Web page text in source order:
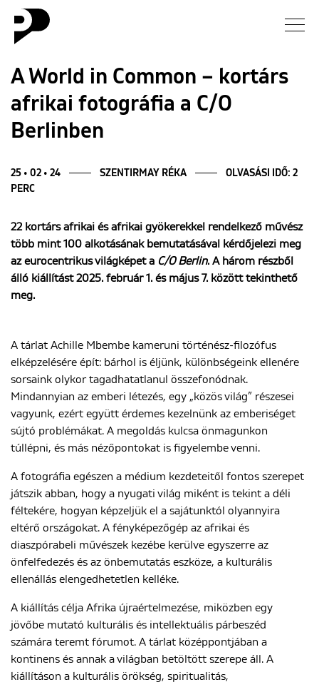
Galéria
Blog
Rólunk
ENGLISH
A World in Common – kortárs
afrikai fotográfia a C/O
Berlinben
25 • 02 • 24 SZENTIRMAY RÉKA
OLVASÁSI IDŐ: 2
PERC
22 kortárs afrikai és afrikai gyökerekkel rendelkező művész
több mint 100 alkotásának bemutatásával kérdőjelezi meg
az eurocentrikus világképet a C/O Berlin. A három részből
álló kiállítást 2025. február 1. és május 7. között tekinthető
meg.
A tárlat Achille Mbembe kameruni történész-filozófus
elképzelésére épít: bárhol is éljünk, különbségeink ellenére
sorsaink olykor tagadhatatlanul összefonódnak.
Mindannyian az emberi létezés, egy „közös világ” részesei
vagyunk, ezért együtt érdemes kezelnünk az emberiséget
sújtó problémákat. A megoldás kulcsa önmagunkon
túllépni, és más nézőpontokat is figyelembe venni.
A fotográfia egészen a médium kezdeteitől fontos szerepet
játszik abban, hogy a nyugati világ miként is tekint a déli
féltekére, hogyan képzeljük el a sajátunktól olyannyira
eltérő országokat. A fényképezőgép az afrikai és
diaszpórabeli művészek kezébe kerülve egyszerre az
önfelfedezés és az önbemutatás eszköze, a kulturális
ellenállás elengedhetetlen kelléke.
A kiállítás célja Afrika újraértelmezése, miközben egy
jövőbe mutató kulturális és intellektuális párbeszéd
számára teremt fórumot. A tárlat középpontjában a
kontinens és annak a világban betöltött szerepe áll. A
kiállításon a kulturális örökség, spiritualitás,